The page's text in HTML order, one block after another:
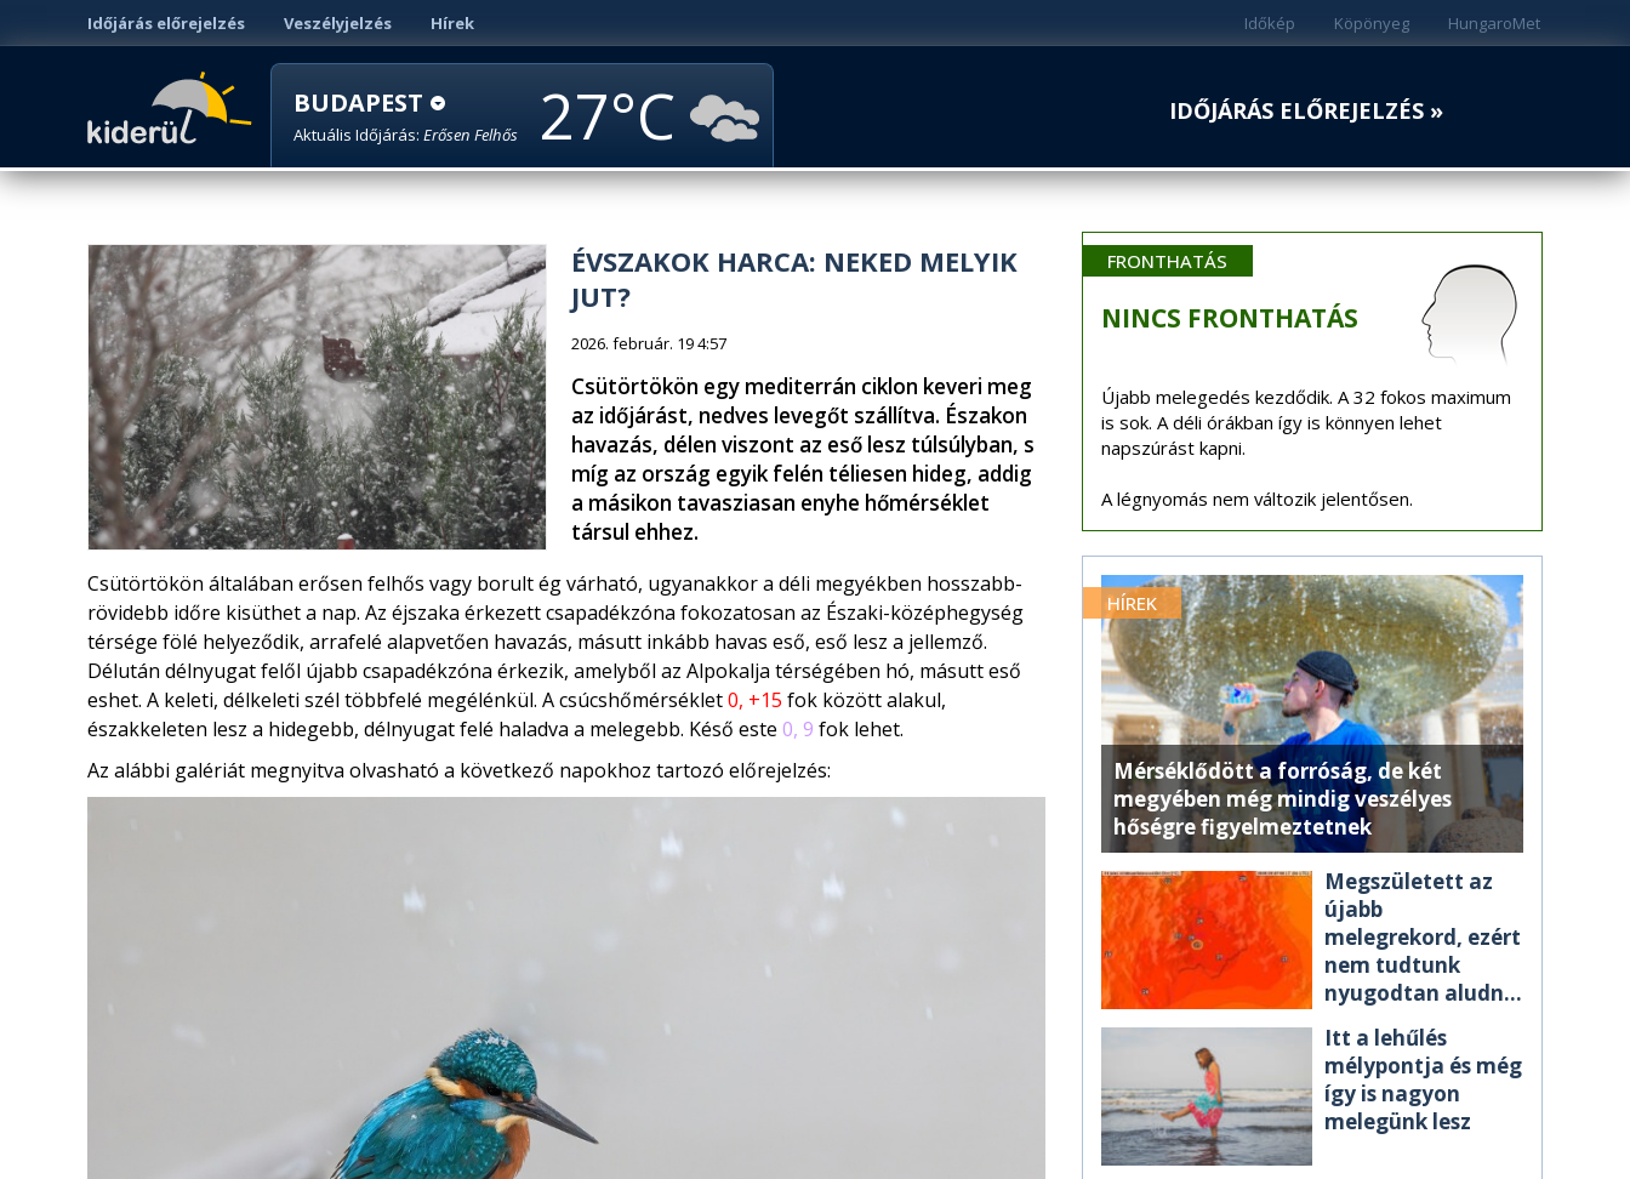
Időjárás előrejelzés Veszélyjelzés Hírek HungaroMet
Köpönyeg
Időkép
BUDAPEST
Aktuális Időjárás: Erősen Felhős 27 IDŐJÁRÁS ELŐREJELZÉS »
ÉVSZAKOK HARCA: NEKED MELYIK
JUT?
2026. február. 19 4:57
Csütörtökön egy mediterrán ciklon keveri meg
az időjárást, nedves levegőt szállítva. Északon
havazás, délen viszont az eső lesz túlsúlyban, s
míg az ország egyik felén téliesen hideg, addig
a másikon tavasziasan enyhe hőmérséklet
társul ehhez.
Csütörtökön általában erősen felhős vagy borult ég várható, ugyanakkor a déli megyékben hosszabb-
rövidebb időre kisüthet a nap. Az éjszaka érkezett csapadékzóna fokozatosan az Északi-középhegység
térsége fölé helyeződik, arrafelé alapvetően havazás, másutt inkább havas eső, eső lesz a jellemző.
Délután délnyugat felől újabb csapadékzóna érkezik, amelyből az Alpokalja térségében hó, másutt eső
eshet. A keleti, délkeleti szél többfelé megélénkül. A csúcshőmérséklet0, +15 fok között alakul,
északkeleten lesz a hidegebb, délnyugat felé haladva a melegebb. Késő este 0, 9 fok lehet.
Az alábbi galériát megnyitva olvasható a következő napokhoz tartozó előrejelzés:
FRONTHATÁS
NINCS FRONTHATÁS
Újabb melegedés kezdődik. A 32 fokos maximum
is sok. A déli órákban így is könnyen lehet
napszúrást kapni.
A légnyomás nem változik jelentősen.
HÍREK
Mérséklődött a forróság, de két
megyében még mindig veszélyes
hőségre figyelmeztetnek
Megszületett az
újabb
melegrekord, ezért
nem tudtunk
nyugodtan aludni
Itt a lehűlés
mélypontja és még
így is nagyon
melegünk lesz